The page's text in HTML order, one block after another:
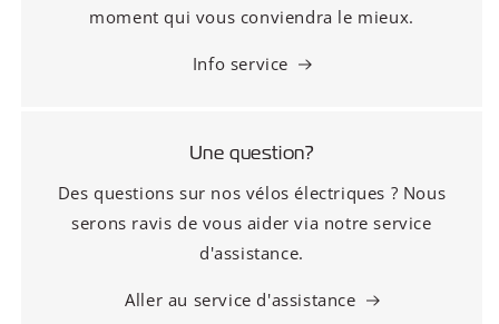
moment qui vous conviendra le mieux.
Info service
Une question?
Des questions sur nos vélos électriques ? Nous
serons ravis de vous aider via notre service
d'assistance.
Aller au service d'assistance